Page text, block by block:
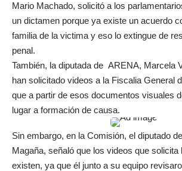
Mario Machado, solicitó a los
un dictamen porque ya existe un acuerdo
familia de la victima y eso lo extingue de
penal.
También, la diputada de ARENA, Marcela
han solicitado videos a la Fiscalia General
que a partir de esos documentos visuales
lugar a formación de causa.
Sin embargo, en la Comisión, el diputado
Magaña, señaló que los videos que solicita
existen, ya que él junto a su equipo